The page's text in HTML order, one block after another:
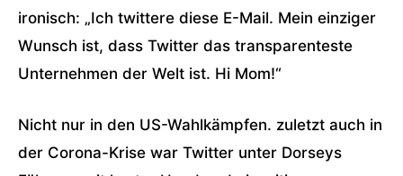
ironisch: „Ich twittere diese E-Mail. Mein einziger
Wunsch ist, dass Twitter das transparenteste
Unternehmen der Welt ist. Hi Mom!“
Nicht nur in den US-Wahlkämpfen. zuletzt auch in
der Corona-Krise war Twitter unter Dorseys